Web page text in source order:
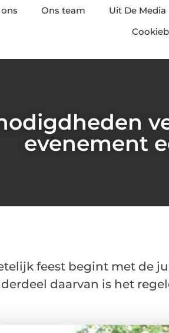
Ons team Uit De Media
evenement
feest begint met de
daarvan is het